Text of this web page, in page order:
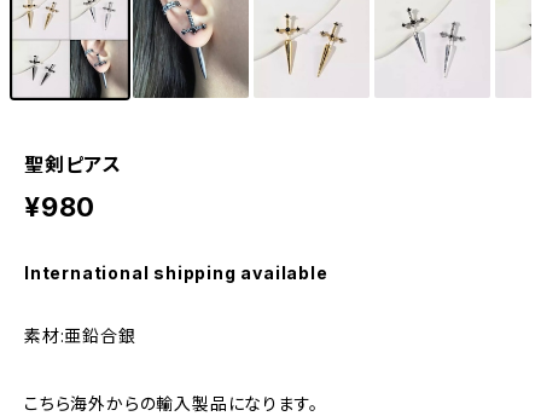
聖剣ピアス
¥980
International shipping available
素材:亜鉛合銀
こちら海外からの輸入製品になります。